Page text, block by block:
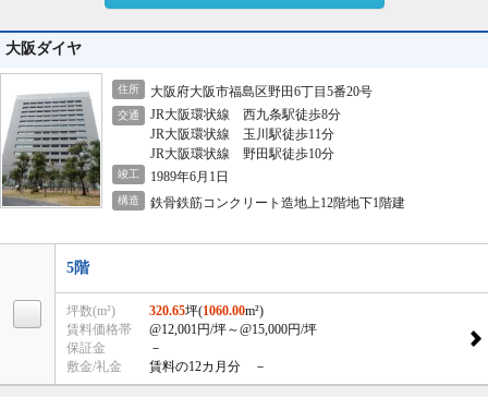
大阪ダイヤ
住所 大阪府大阪市福島区野田6丁目5番20号
交通
JR大阪環状線 西九条駅徒歩8分
JR大阪環状線 玉川駅徒歩11分
JR大阪環状線 野田駅徒歩10分
竣工 1989年6月1日
構造 鉄骨鉄筋コンクリート造地上12階地下1階建
5階
坪数(m²) 320.65坪(1060.00m²)
賃料価格帯
@12,001円/坪～@15,000円/坪
保証金
－
敷金/礼金
賃料の12カ月分 －